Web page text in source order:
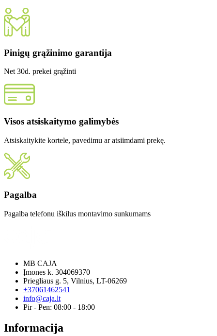
Pinigų grąžinimo garantija
Net 30d. prekei grąžinti
Visos atsiskaitymo galimybės
Atsiskaitykite kortele, pavedimu ar atsiimdami prekę.
Pagalba
Pagalba telefonu iškilus montavimo sunkumams
MB CAJA
Įmones k. 304069370
Priegliaus g. 5, Vilnius, LT-06269
+37061462541
info@caja.lt
Pir - Pen: 08:00 - 18:00
Informacija